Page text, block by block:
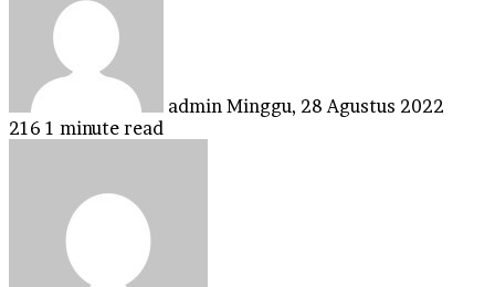
admin Minggu, 28 Agustus 2022
216 1 minute read